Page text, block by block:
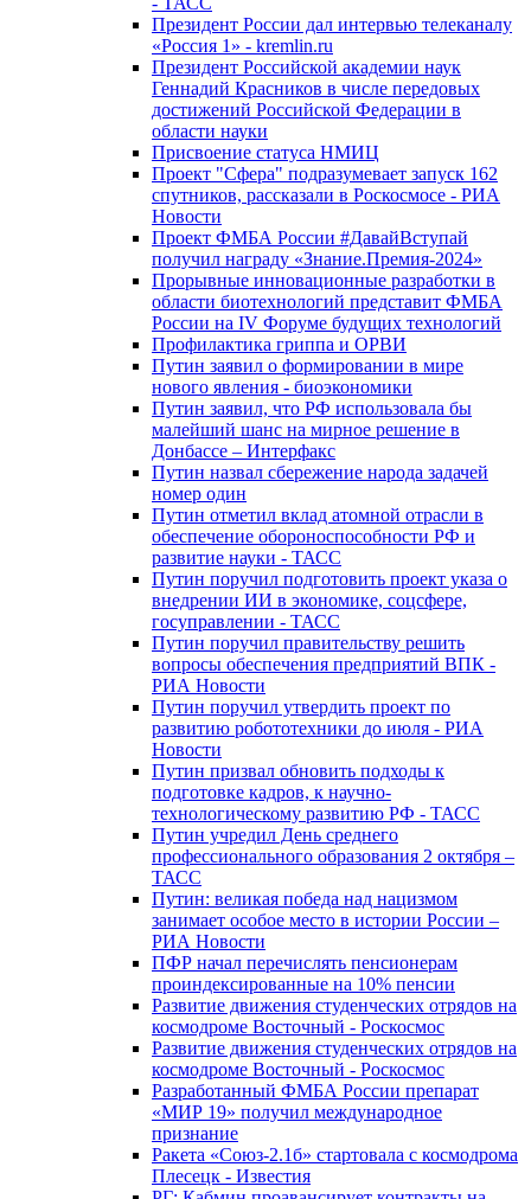
Президент России дал интервью телеканалу
«Россия 1» - kremlin.ru
Президент Российской академии наук
Геннадий Красников в числе передовых
достижений Российской Федерации в
области науки
Присвоение статуса НМИЦ
Проект "Сфера" подразумевает запуск 162
спутников, рассказали в Роскосмосе - РИА
Новости
Проект ФМБА России #ДавайВступай
получил награду «Знание.Премия-2024»
Прорывные инновационные разработки в
области биотехнологий представит ФМБА
России на IV Форуме будущих технологий
Профилактика гриппа и ОРВИ
Путин заявил о формировании в мире
нового явления - биоэкономики
Путин заявил, что РФ использовала бы
малейший шанс на мирное решение в
Донбассе – Интерфакс
Путин назвал сбережение народа задачей
номер один
Путин отметил вклад атомной отрасли в
обеспечение обороноспособности РФ и
развитие науки - ТАСС
Путин поручил подготовить проект указа о
внедрении ИИ в экономике, соцсфере,
госуправлении - ТАСС
Путин поручил правительству решить
вопросы обеспечения предприятий ВПК -
РИА Новости
Путин поручил утвердить проект по
развитию робототехники до июля - РИА
Новости
Путин призвал обновить подходы к
подготовке кадров, к научно-
технологическому развитию РФ - ТАСС
Путин учредил День среднего
профессионального образования 2 октября –
ТАСС
Путин: великая победа над нацизмом
занимает особое место в истории России –
РИА Новости
ПФР начал перечислять пенсионерам
проиндексированные на 10% пенсии
Развитие движения студенческих отрядов на
космодроме Восточный - Роскосмос
Развитие движения студенческих отрядов на
космодроме Восточный - Роскосмос
Разработанный ФМБА России препарат
«МИР 19» получил международное
признание
Ракета «Союз-2.1б» стартовала с космодрома
Плесецк - Известия